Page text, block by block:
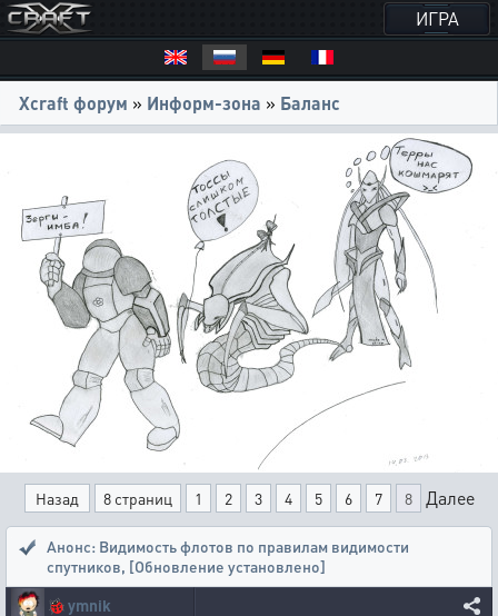
ИГРА
Xcraft форум » Информ-зона » Баланс
Назад 8 страниц 1 2 3 4 5 6 7 8 Далее
Анонс: Видимость флотов по правилам видимости
спутников, [Обновление установлено]
🐞 ymnik